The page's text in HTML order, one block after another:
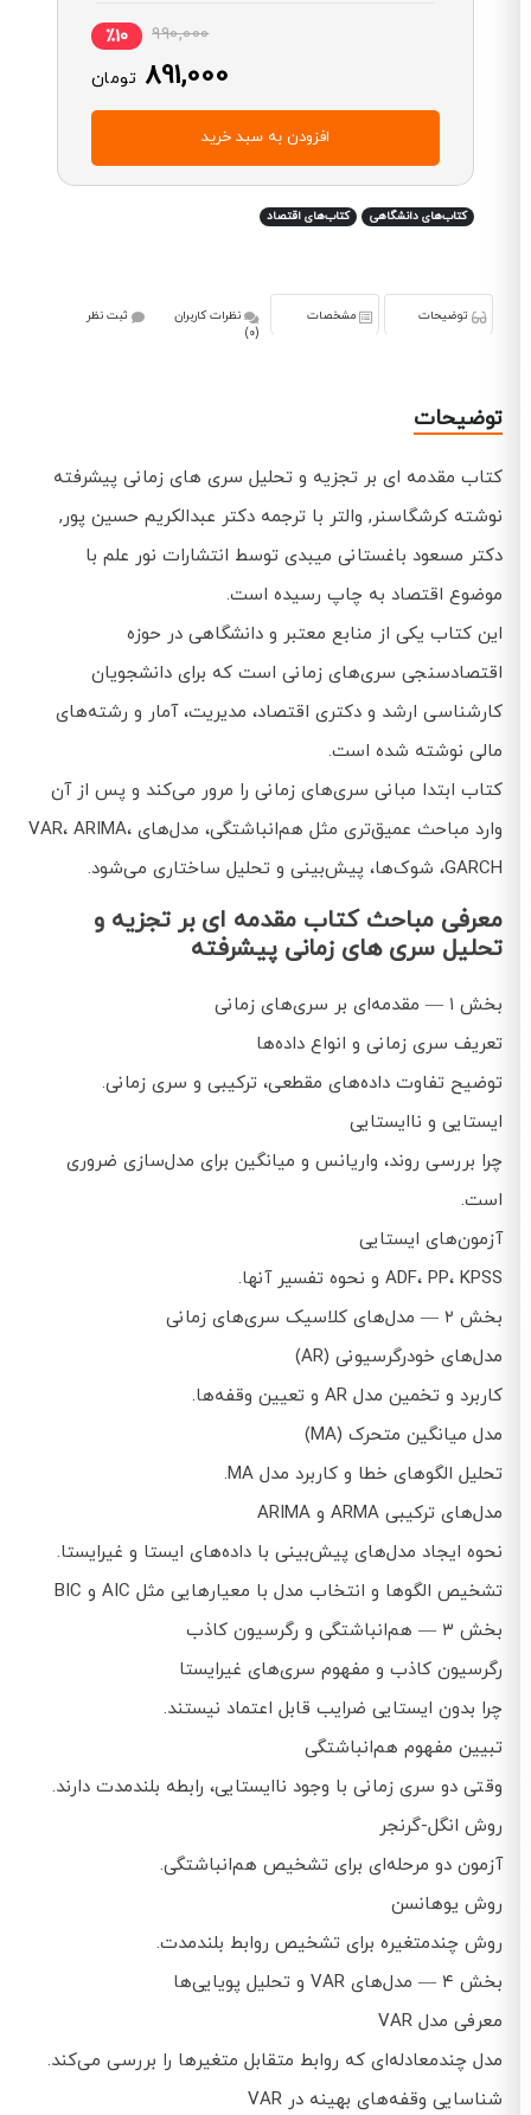
990,000 ٪10
891,000 تومان
افزودن به سبد خرید
کتاب‌های دانشگاهی کتاب‌های اقتصاد
توضیحات مشخصات
نظرات کاربران
ثبت نظر
توضیحات
کتاب مقدمه ای بر تجزیه و تحلیل سری های زمانی پیشرفته
نوشته کرشگاسنر, والتر با ترجمه دکتر عبدالکریم حسین پور,
دکتر مسعود باغستانی میبدی توسط انتشارات نور علم با
موضوع اقتصاد به چاپ رسیده است.
این کتاب یکی از منابع معتبر و دانشگاهی در حوزه
اقتصادسنجی سری‌های زمانی است که برای دانشجویان
کارشناسی ارشد و دکتری اقتصاد، مدیریت، آمار و رشته‌های
مالی نوشته شده است.
کتاب ابتدا مبانی سری‌های زمانی را مرور می‌کند و پس از آن
وارد مباحث عمیق‌تری مثل هم‌انباشتگی، مدل‌های VAR، ARIMA،
GARCH، شوک‌ها، پیش‌بینی و تحلیل ساختاری می‌شود.
معرفی مباحث کتاب مقدمه ای بر تجزیه و
تحلیل سری های زمانی پیشرفته
بخش ۱ — مقدمه‌ای بر سری‌های زمانی
تعریف سری زمانی و انواع داده‌ها
توضیح تفاوت داده‌های مقطعی، ترکیبی و سری زمانی.
ایستایی و ناایستایی
چرا بررسی روند، واریانس و میانگین برای مدل‌سازی ضروری
است.
آزمون‌های ایستایی
ADF، PP، KPSS و نحوه تفسیر آنها.
بخش ۲ — مدل‌های کلاسیک سری‌های زمانی
مدل‌های خودرگرسیونی (AR)
کاربرد و تخمین مدل AR و تعیین وقفه‌ها.
مدل میانگین متحرک (MA)
تحلیل الگوهای خطا و کاربرد مدل MA.
مدل‌های ترکیبی ARMA و ARIMA
نحوه ایجاد مدل‌های پیش‌بینی با داده‌های ایستا و غیرایستا.
تشخیص الگوها و انتخاب مدل با معیارهایی مثل AIC و BIC
بخش ۳ — هم‌انباشتگی و رگرسیون کاذب
رگرسیون کاذب و مفهوم سری‌های غیرایستا
چرا بدون ایستایی ضرایب قابل اعتماد نیستند.
تبیین مفهوم هم‌انباشتگی
وقتی دو سری زمانی با وجود ناایستایی، رابطه بلندمدت دارند.
روش انگل-گرنجر
آزمون دو مرحله‌ای برای تشخیص هم‌انباشتگی.
روش یوهانسن
روش چندمتغیره برای تشخیص روابط بلندمدت.
بخش ۴ — مدل‌های VAR و تحلیل پویایی‌ها
معرفی مدل VAR
مدل چندمعادله‌ای که روابط متقابل متغیرها را بررسی می‌کند.
شناسایی وقفه‌های بهینه در VAR